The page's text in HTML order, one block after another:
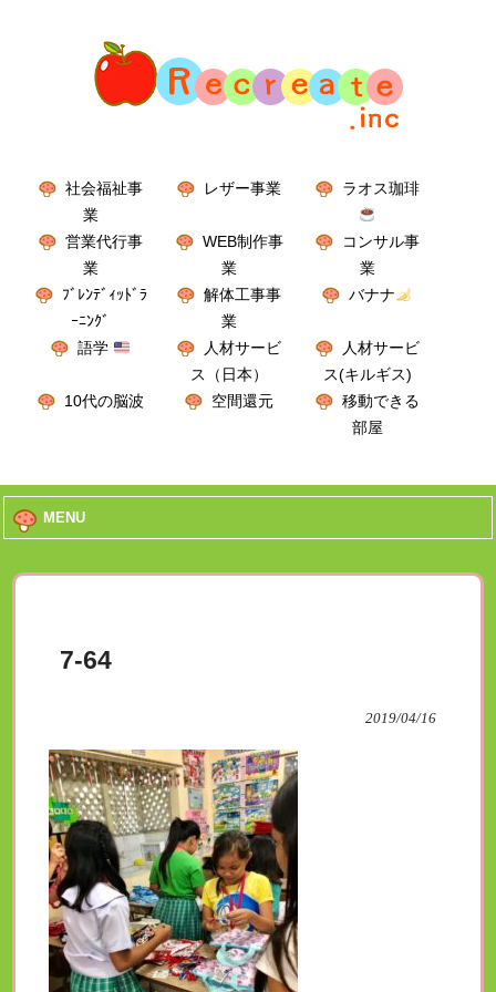
社会福祉事
業
レザー事業 ラオス珈琲
営業代行事
業
WEB制作事
業
コンサル事
業
ﾌﾞﾚﾝﾃﾞｨｯﾄﾞﾗ
ｰﾆﾝｸﾞ
解体工事事
業
バナナ
語学
人材サービ
ス（日本）
人材サービ
ス(キルギス)
10代の脳波
空間還元
移動できる
部屋
MENU
7-64
2019/04/16